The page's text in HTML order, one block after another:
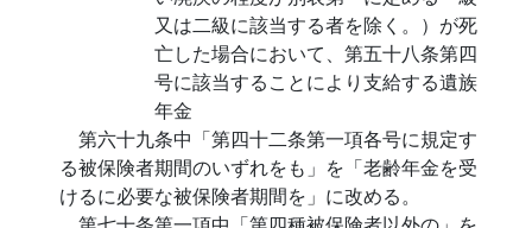
又は二級に該当する者を除く。）が死
亡した場合において、第五十八条第四
号に該当することにより支給する遺族
年金
第六十九条中「第四十二条第一項各号に規定す
る被保険者期間のいずれをも」を「老齢年金を受
けるに必要な被保険者期間を」に改める。